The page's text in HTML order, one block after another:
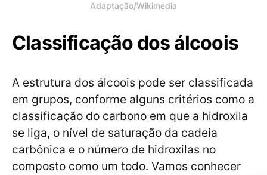
Adaptação/Wikimedia
Classificação dos álcoois
A estrutura dos álcoois pode ser classificada
em grupos, conforme alguns critérios como a
classificação do carbono em que a hidroxila
se liga, o nível de saturação da cadeia
carbônica e o número de hidroxilas no
composto como um todo. Vamos conhecer